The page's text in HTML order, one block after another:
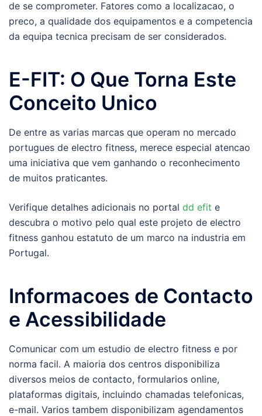
de se comprometer. Fatores como a localizacao, o
preco, a qualidade dos equipamentos e a competencia
da equipa tecnica precisam de ser considerados.
E-FIT: O Que Torna Este
Conceito Unico
De entre as varias marcas que operam no mercado
portugues de electro fitness, merece especial atencao
uma iniciativa que vem ganhando o reconhecimento
de muitos praticantes.
Verifique detalhes adicionais no portal dd efit e
descubra o motivo pelo qual este projeto de electro
fitness ganhou estatuto de um marco na industria em
Portugal.
Informacoes de Contacto
e Acessibilidade
Comunicar com um estudio de electro fitness e por
norma facil. A maioria dos centros disponibiliza
diversos meios de contacto, formularios online,
plataformas digitais, incluindo chamadas telefonicas,
e-mail. Varios tambem disponibilizam agendamentos